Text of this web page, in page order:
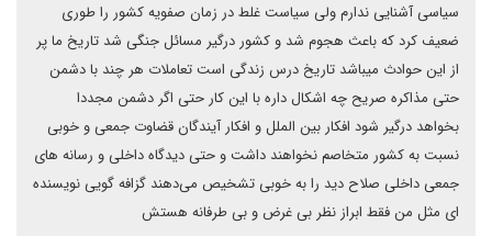
سیاسی آشنایی ندارم ولی سیاست غلط در زمان صفویه کشور را طوری
ضعیف کرد که باعث هجوم شد و کشور درگیر مسائل جنگی شد تاریخ ما پر
از این حوادث میباشد تاریخ درس زندگی است تعاملات هر چند با دشمن
حتی مذاکره صریح چه اشکال داره با این کار حتی اگر دشمن مجددا
بخواهد درگیر شود افکار بین الملل و افکار آیندگان قضاوت جمعی و خوبی
نسبت به کشور متخاصم نخواهند داشت و حتی دیدگاه داخلی و رسانه های
جمعی داخلی صلاح دید را به خوبی تشخیص می‌دهند گزافه گویی نویسنده
ای مثل من فقط ابراز نظر بی غرض و بی طرفانه هستش